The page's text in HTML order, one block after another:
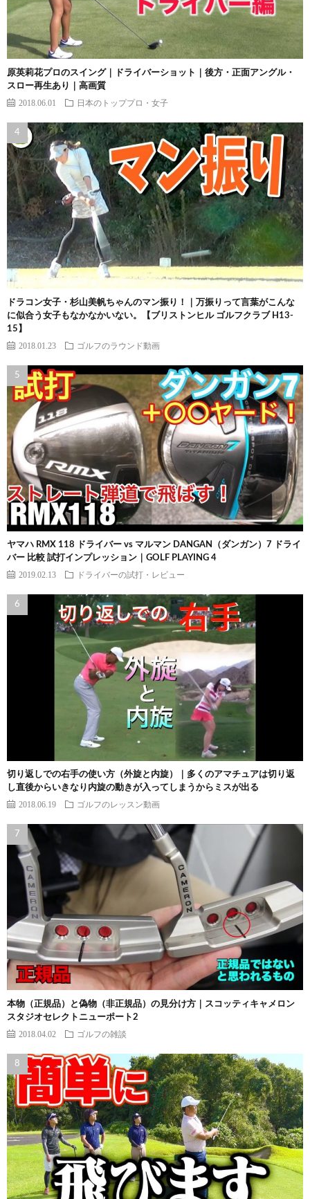
原英莉花プロのスイング｜ドライバーショット｜後方・正面アングル・
スロー再生あり｜高画質
2018.06.01 日本のトッププロ・女子
ドラコン女子・杉山美帆ちゃんのマン振り！｜万振りって言葉がこんな
に似合う女子もなかなかいない。【ブリストンヒル ゴルフクラブ H13-
15】
2018.01.23 ゴルフのラウンド動画
ヤマハ RMX 118 ドライバー vs マルマン DANGAN（ダンガン）7 ドライ
バー 比較 試打インプレッション｜GOLF PLAYING 4
2019.02.13 ドライバーの試打・レビュー
切り返しでの右手の使い方（外旋と内旋）｜多くのアマチュアは切り返
し直後からいきなり内旋の動きが入ってしまうからミスが出る
2018.06.19 ゴルフのレッスン動画
本物（正規品）と偽物（非正規品）の見分け方｜スコッティキャメロン
スタジオセレクトニューポート2
2018.04.02 ゴルフの雑談